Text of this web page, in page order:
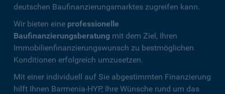
deutschen Baufinanzierungsmarktes zugreifen kann.
Wir bieten eine professionelle
Baufinanzierungsberatung mit dem Ziel, Ihren
Immobilienfinanzierungswunsch zu bestmöglichen
Konditionen erfolgreich umzusetzen.
Mit einer individuell auf Sie abgestimmten Finanzierung
hilft Ihnen Barmenia-HYP, Ihre Wünsche rund um das